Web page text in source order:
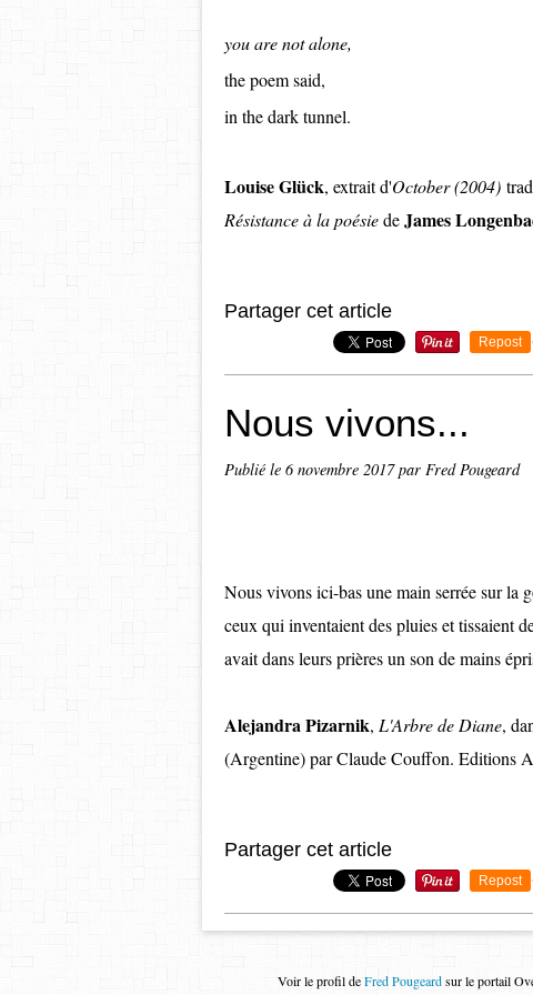
you are not alone,
the poem said,
in the dark tunnel.
Louise Glück, extrait d'October (2004)
Résistance à la poésiedeJames
Partager cet article
Repost
Nous vivons...
Publié le 6 novembre 2017par Fred Pougeard
Nous vivons ici-bas une main serrée sur la
ceux qui inventaient des pluies et tissaient
avait dans leurs prières un son de mains
Alejandra Pizarnik, L'Arbre de Diane,
(Argentine) par Claude Couffon. Editions
Partager cet article
Repost
Voir le profil deFred Pougeardsur le portail